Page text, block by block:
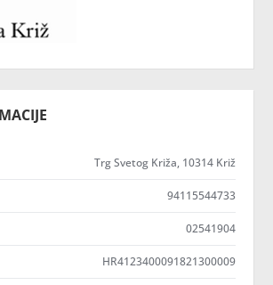
Trg Svetog Križa, 10314 Križ
94115544733
02541904
HR4123400091821300009